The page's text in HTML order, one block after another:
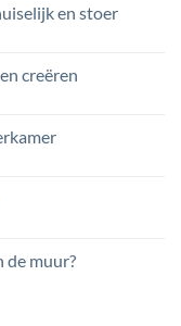
en stoer
creëren
de muur?